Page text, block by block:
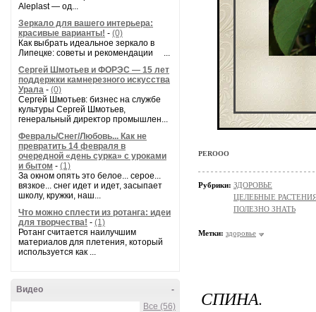
Aleplast — од...
Зеркало для вашего интерьера:
красивые варианты! - (0)
Как выбрать идеальное зеркало в
Липецке: советы и рекомендации ...
Сергей Шмотьев и ФОРЭС — 15 лет
поддержки камнерезного искусства
Урала - (0)
Сергей Шмотьев: бизнес на службе
культуры Сергей Шмотьев,
генеральный директор промышлен...
Февраль/Снег/Любовь... Как не
превратить 14 февраля в
очередной «день сурка» с уроками
и бытом - (1)
За окном опять это белое... серое...
вязкое... снег идет и идет, засыпает
школу, кружки, наш...
Что можно сплести из ротанга: идеи
для творчества! - (1)
Ротанг считается наилучшим
материалов для плетения, который
используется как ...
-
Видео
Все (56)
PEROOO
Рубрики: ЗДОРОВЬЕ
ЦЕЛЕБНЫЕ
ПОЛЕЗНО ЗНАТЬ
Метки: здоровье
СПИНА.